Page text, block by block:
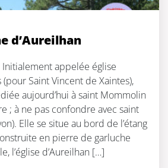
d’Aureilhan
Initialement appelée église
Saint Vincent de Xaintes),
aujourd’hui à saint Mommolin
; à ne pas confondre avec saint
Elle se situe au bord de l’étang
en pierre de garluche
l’église d’Aureilhan […]